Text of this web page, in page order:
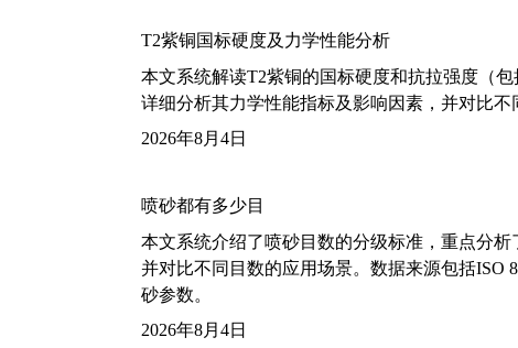
T2紫铜国标硬度及力学性能分析
本文系统解读T2紫铜的国标硬度和抗拉强度（包
详细分析其力学性能指标及影响因素，并对比
2026年8月4日
喷砂都有多少目
本文系统介绍了喷砂目数的分级标准，重点分析
并对比不同目数的应用场景。数据来源包括ISO
砂参数。
2026年8月4日